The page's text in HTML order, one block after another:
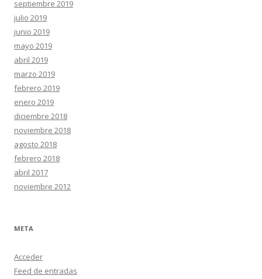
septiembre 2019
julio 2019
junio 2019
mayo 2019
abril 2019
marzo 2019
febrero 2019
enero 2019
diciembre 2018
noviembre 2018
agosto 2018
febrero 2018
abril 2017
noviembre 2012
META
Acceder
Feed de entradas